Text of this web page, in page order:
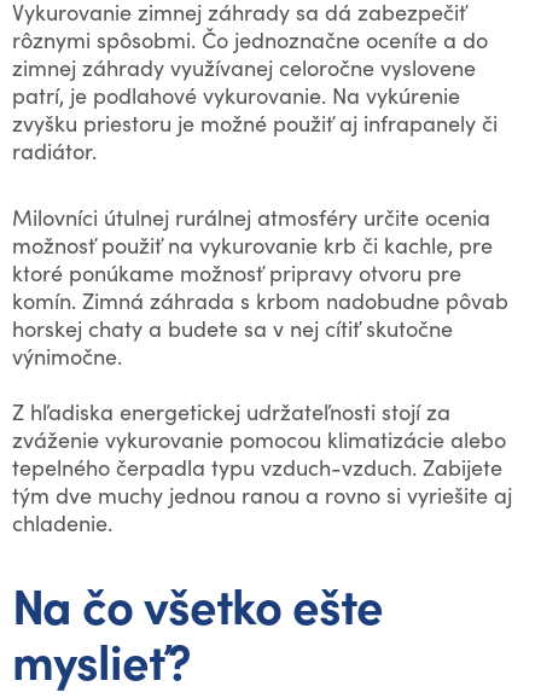
Vykurovanie zimnej záhrady sa dá zabezpečiť
rôznymi spôsobmi. Čo jednoznačne oceníte a do
zimnej záhrady využívanej celoročne vyslovene
patrí, je podlahové vykurovanie. Na vykúrenie
zvyšku priestoru je možné použiť aj infrapanely či
radiátor.
Milovníci útulnej rurálnej atmosféry určite ocenia
možnosť použiť na vykurovanie krb či kachle, pre
ktoré ponúkame možnosť pripravy otvoru pre
komín. Zimná záhrada s krbom nadobudne pôvab
horskej chaty a budete sa v nej cítiť skutočne
výnimočne.
Z hľadiska energetickej udržateľnosti stojí za
zváženie vykurovanie pomocou klimatizácie alebo
tepelného čerpadla typu vzduch-vzduch. Zabijete
tým dve muchy jednou ranou a rovno si vyriešite aj
chladenie.
Na čo všetko ešte
myslieť?